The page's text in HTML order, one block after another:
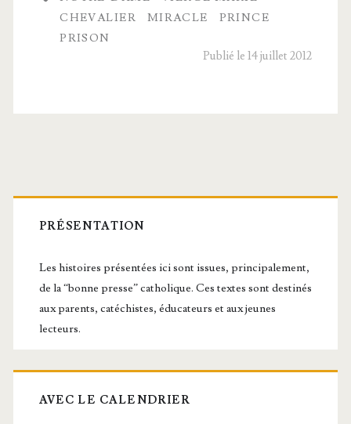
de
CHEVALIER
MIRACLE
PRINCE
PRISON
Publié le 14 juillet 2012
Barre
latérale
principale
PRÉSENTATION
Les histoires présentées ici sont issues, principalement,
de la “bonne presse” catholique. Ces textes sont destinés
aux parents, catéchistes, éducateurs et aux jeunes
lecteurs.
AVEC LE CALENDRIER